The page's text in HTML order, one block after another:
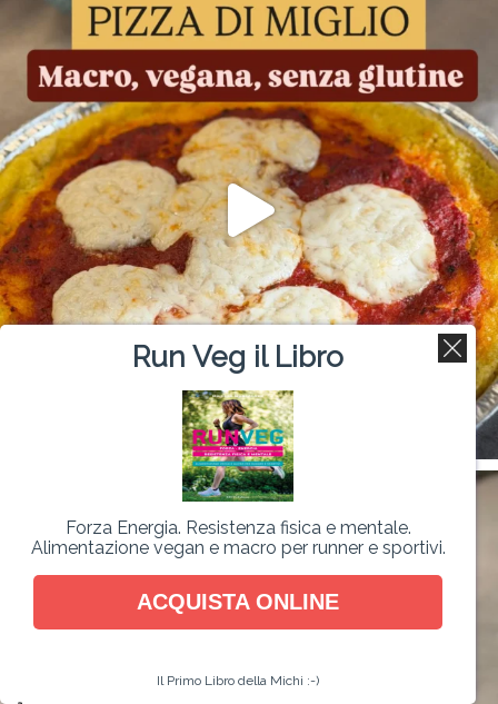
Run Veg il Libro
Forza Energia. Resistenza fisica e mentale.
Alimentazione vegan e macro per runner e sportivi.
ACQUISTA ONLINE
Il Primo Libro della Michi :-)